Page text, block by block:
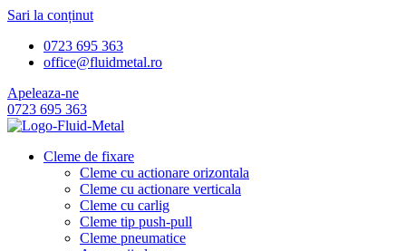
Sari la conținut
0723 695 363
office@fluidmetal.ro
Apeleaza-ne
0723 695 363
Cleme de fixare
Cleme cu actionare orizontala
Cleme cu actionare verticala
Cleme cu carlig
Cleme tip push-pull
Cleme pneumatice